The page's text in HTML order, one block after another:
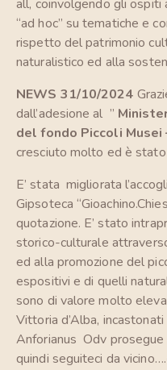
all, coinvolgendo gli
“ad hoc” su tematiche e
rispetto del patrimonio
naturalistico ed alla
NEWS 31/10/2024
dall’adesione al ”
del fondo Piccoli Musei
cresciuto molto ed è
E’ stata migliorata
Gipsoteca
quotazione. E’ stato
storico-culturale
ed alla promozione del
espositivi e di quelli
sono di valore molto
Vittoria d’Alba,
Anforianus Odv
quindi seguiteci da vicino….